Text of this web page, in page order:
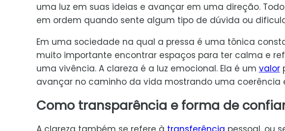
uma luz em suas ideias e avançar em uma direção.
em ordem quando sente algum tipo de dúvida ou
Em uma sociedade na qual a pressa é uma tônica
muito importante encontrar espaços para ter calma e
uma vivência. A clareza é a luz emocional. Ela é um valor
avançar no caminho da vida mostrando uma coerência
Como transparência e forma de